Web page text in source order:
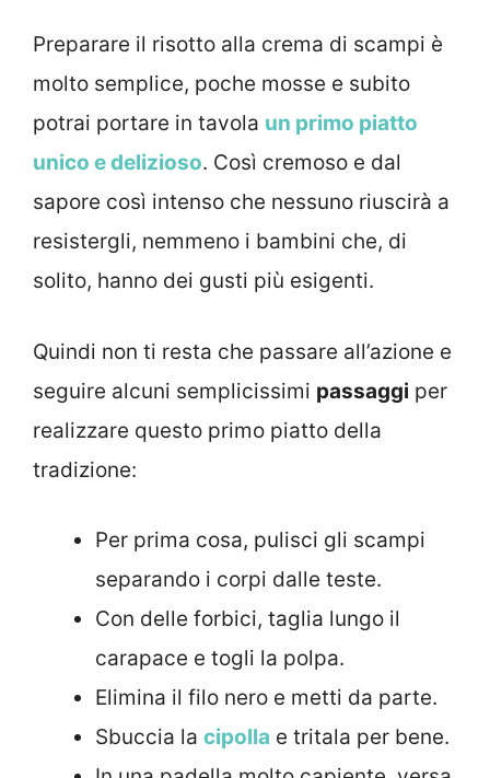
Preparare il risotto alla crema di scampi è
molto semplice, poche mosse e subito
potrai portare in tavola un primo piatto
unico e delizioso. Così cremoso e dal
sapore così intenso che nessuno riuscirà a
resistergli, nemmeno i bambini che, di
solito, hanno dei gusti più esigenti.
Quindi non ti resta che passare all’azione e
seguire alcuni semplicissimi passaggi per
realizzare questo primo piatto della
tradizione:
Per prima cosa, pulisci gli scampi
separando i corpi dalle teste.
Con delle forbici, taglia lungo il
carapace e togli la polpa.
Elimina il filo nero e metti da parte.
Sbuccia la cipolla e tritala per bene.